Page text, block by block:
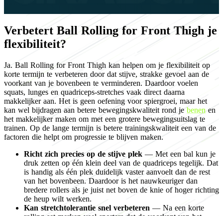
Verbetert Ball Rolling for Front Thigh je
flexibiliteit?
Ja. Ball Rolling for Front Thigh kan helpen om je flexibiliteit op
korte termijn te verbeteren door dat stijve, strakke gevoel aan de
voorkant van je bovenbeen te verminderen. Daardoor voelen
squats, lunges en quadriceps-stretches vaak direct daarna
makkelijker aan. Het is geen oefening voor spiergroei, maar het
kan wel bijdragen aan betere bewegingskwaliteit rond je benen en
het makkelijker maken om met een grotere bewegingsuitslag te
trainen. Op de lange termijn is betere trainingskwaliteit een van de
factoren die helpt om progressie te blijven maken.
Richt zich precies op de stijve plek — Met een bal kun je
druk zetten op één klein deel van de quadriceps tegelijk. Dat
is handig als één plek duidelijk vaster aanvoelt dan de rest
van het bovenbeen. Daardoor is het nauwkeuriger dan
bredere rollers als je juist net boven de knie of hoger richting
de heup wilt werken.
Kan stretchtolerantie snel verbeteren — Na een korte